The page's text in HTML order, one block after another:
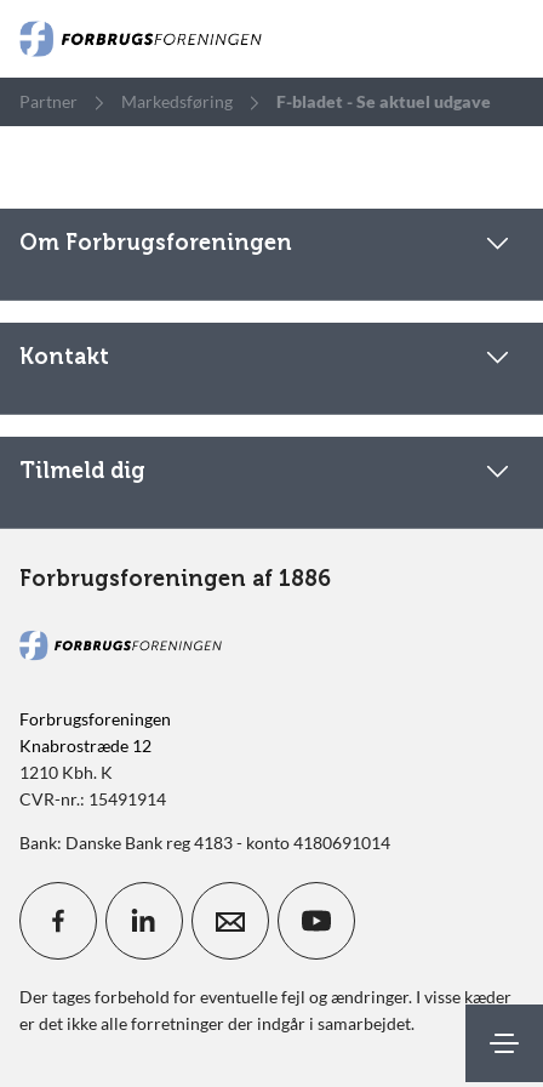
Partner Markedsføring F-bladet - Se aktuel udgave
Om Forbrugsforeningen
Kontakt
Tilmeld dig
Forbrugsforeningen af 1886
Forbrugsforeningen
Knabrostræde 12
1210 Kbh. K
CVR-nr.: 15491914
Bank: Danske Bank reg 4183 - konto 4180691014
Der tages forbehold for eventuelle fejl og ændringer. I visse kæder
er det ikke alle forretninger der indgår i samarbejdet.